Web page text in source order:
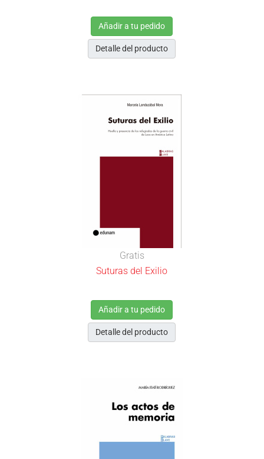
Añadir a tu pedido
Detalle del producto
Gratis
Suturas del Exilio
Añadir a tu pedido
Detalle del producto